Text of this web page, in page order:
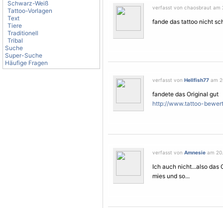
Schwarz-Weiß
Tattoo-Vorlagen
Text
Tiere
Traditionell
Tribal
Suche
Super-Suche
Häufige Fragen
verfasst von chaosbraut am
fande das tattoo nicht
verfasst von Hellfish77 am
fandete das Original gut
http://www.tattoo-
verfasst von Amnesie am
Ich auch nicht...also das
mies und so...